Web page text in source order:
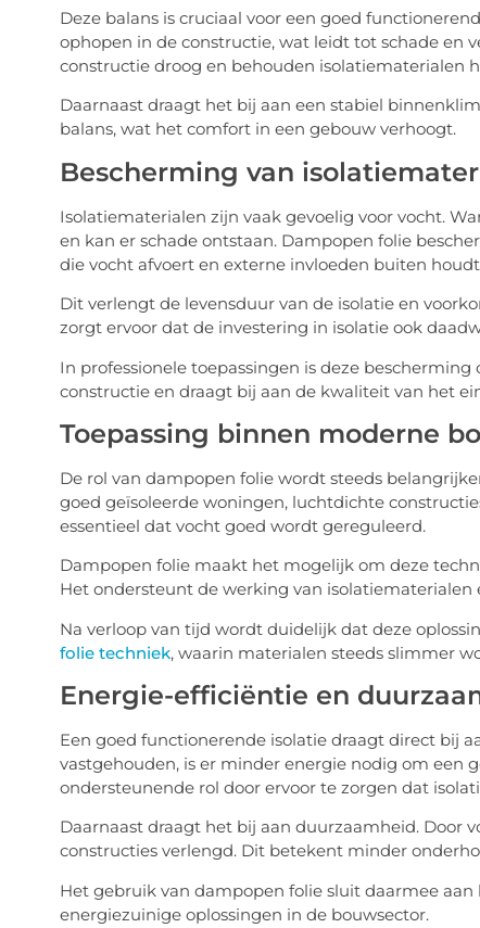
Deze balans is cruciaal voor een goed
ophopen in de constructie, wat leidt tot schade en
constructie droog en behouden isolatiematerialen
Daarnaast draagt het bij aan een stabiel
balans, wat het comfort in een gebouw verhoogt.
Bescherming van
Isolatiematerialen zijn vaak gevoelig voor vocht.
en kan er schade ontstaan. Dampopen folie
die vocht afvoert en externe invloeden buiten
Dit verlengt de levensduur van de isolatie en
zorgt ervoor dat de investering in isolatie ook
In professionele toepassingen is deze
constructie en draagt bij aan de kwaliteit van het
Toepassing binnen moderne
De rol van dampopen folie wordt steeds
goed geïsoleerde woningen, luchtdichte
essentieel dat vocht goed wordt gereguleerd.
Dampopen folie maakt het mogelijk om deze
Het ondersteunt de werking van isolatiematerialen
Na verloop van tijd wordt duidelijk dat deze
folie techniek, waarin materialen steeds slimmer
Energie-efficiëntie en
Een goed functionerende isolatie draagt direct bij
vastgehouden, is er minder energie nodig om een
ondersteunende rol door ervoor te zorgen dat
Daarnaast draagt het bij aan duurzaamheid. Door
constructies verlengd. Dit betekent minder
Het gebruik van dampopen folie sluit daarmee
energiezuinige oplossingen in de bouwsector.